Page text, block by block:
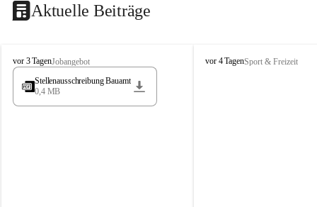
Aktuelle Beiträge
S
t
s
vor 3 TagenJobangebot
Stellenausschreibung Bauamt
0,4 MB
S
vor 4 TagenSport & Freizeit